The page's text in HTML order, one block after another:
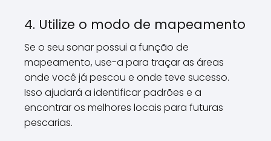
4. Utilize o modo de mapeamento
Se o seu sonar possui a função de
mapeamento, use-a para traçar as áreas
onde você já pescou e onde teve sucesso.
Isso ajudará a identificar padrões e a
encontrar os melhores locais para futuras
pescarias.